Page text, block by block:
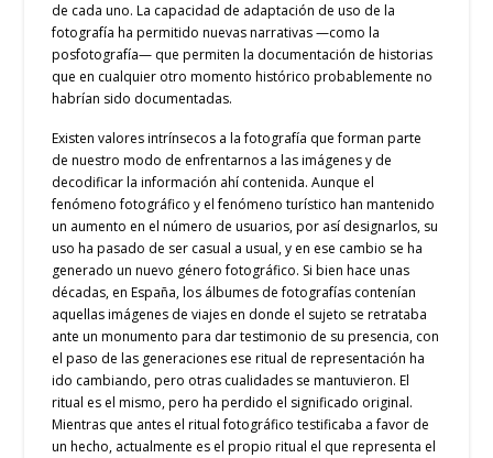
de cada uno. La capacidad de adaptación de uso de la
fotografía ha permitido nuevas narrativas —como la
posfotografía— que permiten la documentación de historias
que en cualquier otro momento histórico probablemente no
habrían sido documentadas.
Existen valores intrínsecos a la fotografía que forman parte
de nuestro modo de enfrentarnos a las imágenes y de
decodificar la información ahí contenida. Aunque el
fenómeno fotográfico y el fenómeno turístico han mantenido
un aumento en el número de usuarios, por así designarlos, su
uso ha pasado de ser casual a usual, y en ese cambio se ha
generado un nuevo género fotográfico. Si bien hace unas
décadas, en España, los álbumes de fotografías contenían
aquellas imágenes de viajes en donde el sujeto se retrataba
ante un monumento para dar testimonio de su presencia, con
el paso de las generaciones ese ritual de representación ha
ido cambiando, pero otras cualidades se mantuvieron. El
ritual es el mismo, pero ha perdido el significado original.
Mientras que antes el ritual fotográfico testificaba a favor de
un hecho, actualmente es el propio ritual el que representa el